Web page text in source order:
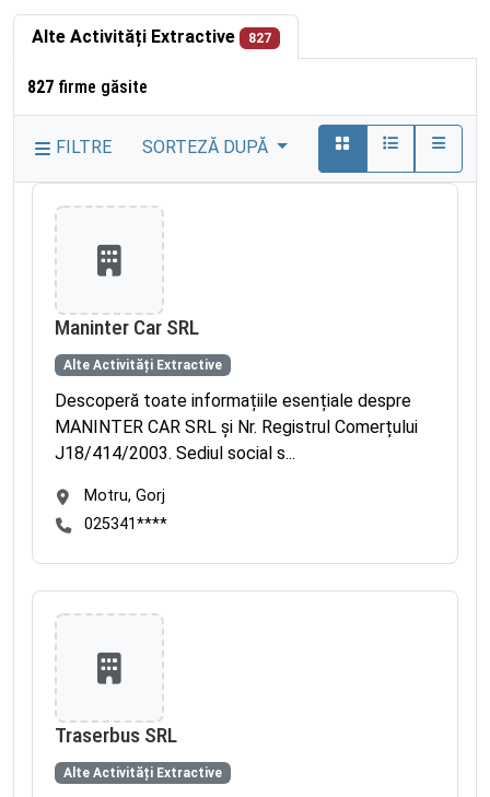
Alte Activități Extractive 827
827 firme găsite
FILTRE SORTEZĂ DUPĂ
Maninter Car SRL
Alte Activități Extractive
Descoperă toate informațiile esențiale despre
MANINTER CAR SRL și Nr. Registrul Comerțului
J18/414/2003. Sediul social s...
Motru, Gorj
025341****
Traserbus SRL
Alte Activități Extractive